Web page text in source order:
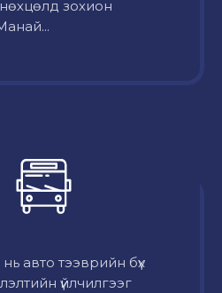
зохион
авто тээврийн бүх
үйлчилгээг